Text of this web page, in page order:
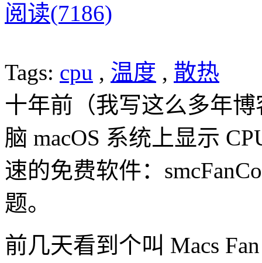
阅读(7186)
Tags: cpu , 温度 , 散热
十年前（我写这么多年
脑 macOS 系统上显示
速的免费软件：
题。
前几天看到个叫 Macs